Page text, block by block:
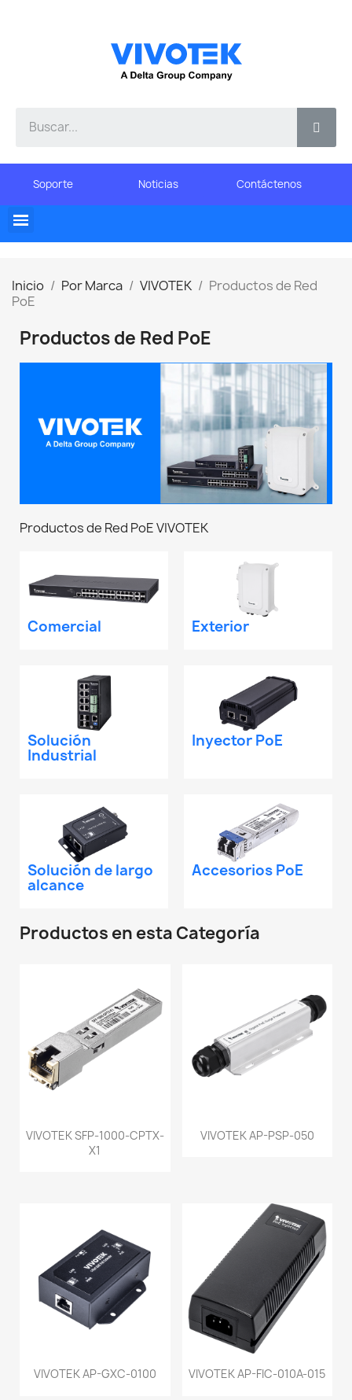
Soporte Noticias Contáctenos
Inicio Por Marca VIVOTEK
Productos de Red
PoE
Productos de Red PoE
Productos de Red PoE VIVOTEK
Comercial Exterior
Solución
Industrial
Inyector PoE
Solución de largo
alcance
Accesorios PoE
Productos en esta Categoría
VIVOTEK SFP-1000-CPTX-
X1
VIVOTEK AP-PSP-050
VIVOTEK AP-GXC-0100 VIVOTEK AP-FIC-010A-015